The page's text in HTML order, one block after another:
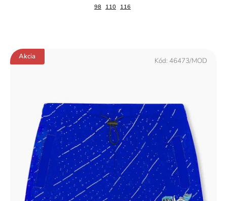
98 110 116
Akcia Kód: 46473/MOD